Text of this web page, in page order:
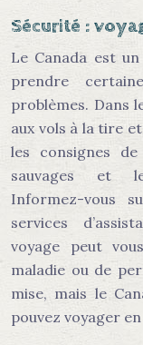
Sécurité :
Le Canada est
prendre
problèmes. Dans
aux vols à la tire
les consignes
sauvages et
Informez-vous
services
voyage peut
maladie ou de
mise, mais le
pouvez voyager